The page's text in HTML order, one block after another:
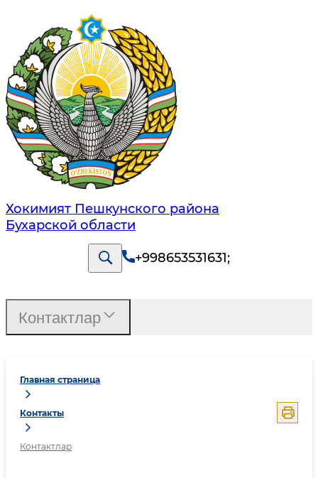
Хокимият Пешкунского района
Бухарской области
+998653531631;
Главная страница
Контакты
Контактлар
Контактлар